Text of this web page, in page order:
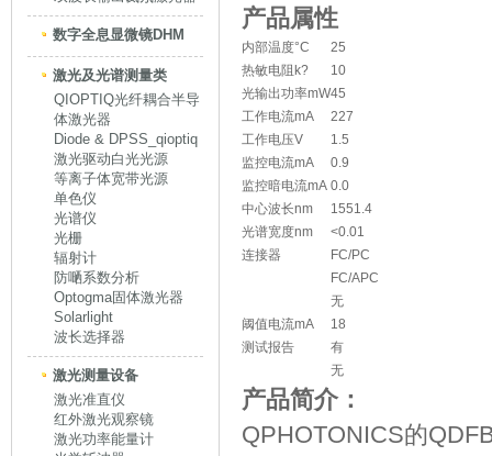
数字全息显微镜DHM
激光及光谱测量类
QIOPTIQ光纤耦合半导
体激光器
Diode & DPSS_qioptiq
激光驱动白光光源
等离子体宽带光源
单色仪
光谱仪
光栅
辐射计
防嗮系数分析
Optogma固体激光器
Solarlight
波长选择器
激光测量设备
激光准直仪
红外激光观察镜
激光功率能量计
产品属性
内部温度°C
25
热敏电阻k?
10
光输出功率mW45
工作电流mA
227
工作电压V
1.5
监控电流mA
0.9
监控暗电流mA 0.0
中心波长nm
1551.4
光谱宽度nm
<0.01
连接器
FC/PC
FC/APC
无
阈值电流mA
18
测试报告
有
无
产品简介：
QPHOTONICS的